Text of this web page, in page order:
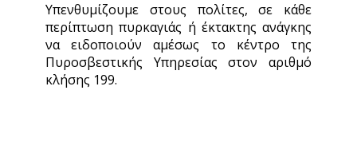
Υπενθυμίζουμε στους πολίτες, σε κάθε
περίπτωση πυρκαγιάς ή έκτακτης ανάγκης
να ειδοποιούν αμέσως το κέντρο της
Πυροσβεστικής Υπηρεσίας στον αριθμό
κλήσης 199.